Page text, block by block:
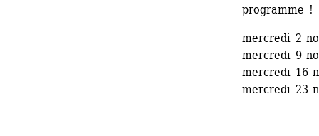
programme !
mercredi 2
mercredi 9
mercredi 16
mercredi 23